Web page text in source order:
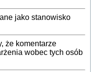
jako stanowisko
że komentarze
wobec tych osób